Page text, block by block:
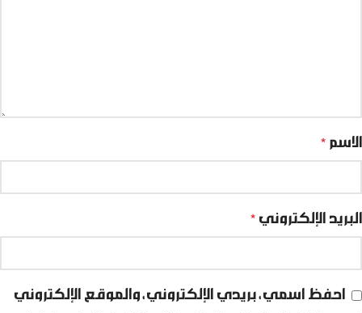
الاسم *
البريد الإلكتروني *
احفظ اسمي، بريدي الإلكتروني، والموقع الإلكتروني